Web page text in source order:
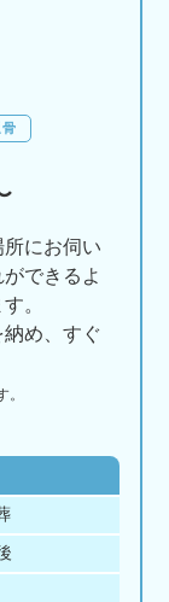
にお伺い
できるよ
。
め、すぐ
。